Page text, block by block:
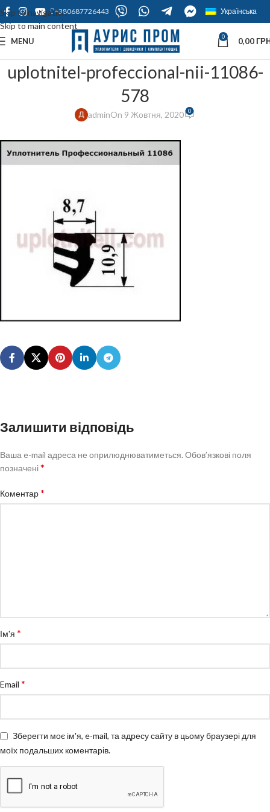
Skip to navigation
Skip to main content
+380687726443 Українська
MENU 0 0,00
uplotnitel-profeccional-nii-11086-
578
adminOn 9 Жовтня, 2020 0
Залишити відповідь
Ваша e-mail адреса не оприлюднюватиметься. Обов’язкові поля
позначені*
Коментар*
Ім'я *
Email *
Зберегти моє ім'я, e-mail, та адресу сайту в цьому браузері для
моїх подальших коментарів.